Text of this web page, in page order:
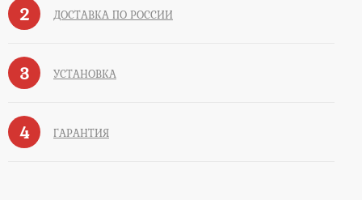
2 ДОСТАВКА ПО РОССИИ
3 УСТАНОВКА
4 ГАРАНТИЯ